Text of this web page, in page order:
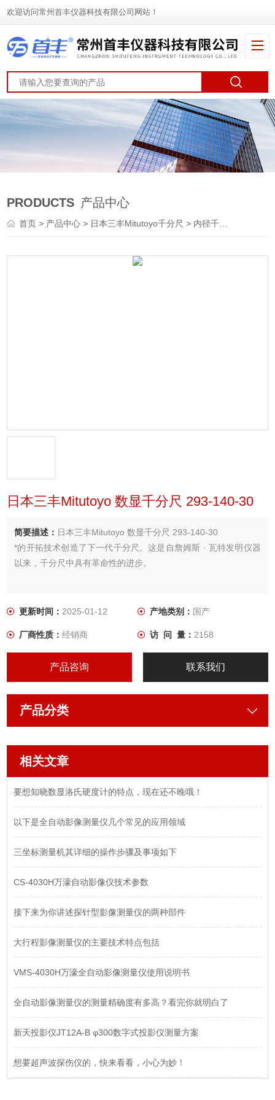
欢迎访问常州首丰仪器科技有限公司网站！
PRODUCTS 产品中心
首页> 产品中心 > 日本三丰Mitutoyo千分尺 > 内径千分尺
日本三丰Mitutoyo 数显千分尺 293-140-30
简要描述： 日本三丰Mitutoyo 数显千分尺 293-140-30
*的开拓技术创造了下一代千分尺。这是自詹姆斯 · 瓦特发明仪器
以来，千分尺中具有革命性的进步。
更新时间：2025-01-12 产地类别： 国产
厂商性质：经销商 访 问 量： 2158
产品咨询 联系我们
产品分类
相关文章
要想知晓数显洛氏硬度计的特点，现在还不晚哦！
以下是全自动影像测量仪几个常见的应用领域
三坐标测量机其详细的操作步骤及事项如下
CS-4030H万濠自动影像仪技术参数
接下来为你讲述探针型影像测量仪的两种部件
大行程影像测量仪的主要技术特点包括
VMS-4030H万濠全自动影像测量仪使用说明书
全自动影像测量仪的测量精确度有多高？看完你就明白了
新天投影仪JT12A-B φ300数字式投影仪测量方案
想要超声波探伤仪的，快来看看，小心为妙！